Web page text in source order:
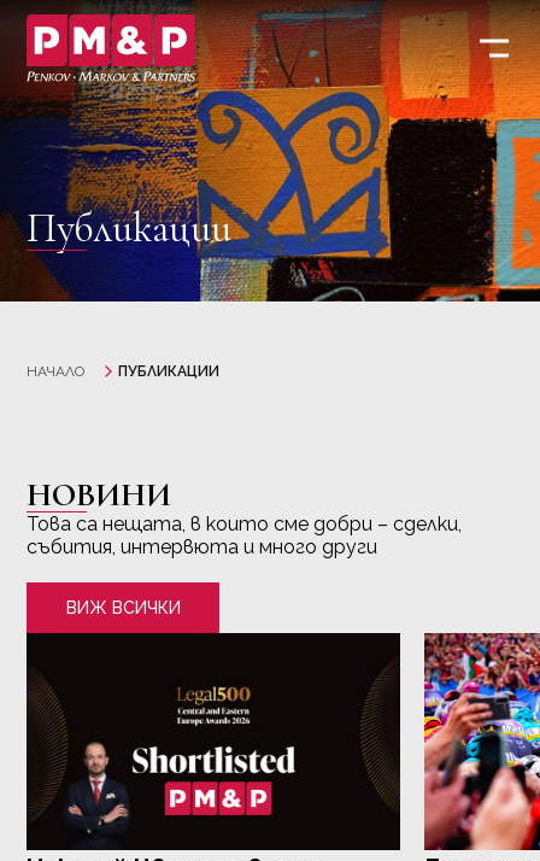
Публикации
НАЧАЛО ПУБЛИКАЦИИ
НОВИНИ
Това са нещата, в които сме добри – сделки,
събития, интервюта и много други
ВИЖ ВСИЧКИ